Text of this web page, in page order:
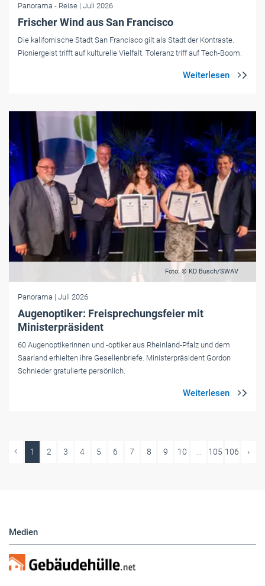
Panorama - Reise | Juli 2026
Frischer Wind aus San Francisco
Die kalifornische Stadt San Francisco gilt als Stadt der Kontraste.
Pioniergeist trifft auf kulturelle Vielfalt. Toleranz triff auf Tech-Boom.
Foto: © KD Busch/SWAV
Panorama | Juli 2026
Augenoptiker: Freisprechungsfeier mit
Ministerpräsident
60 Augenoptikerinnen und -optiker aus Rheinland-Pfalz und dem
Saarland erhielten ihre Gesellenbriefe. Ministerpräsident Gordon
Schnieder gratulierte persönlich.
1 2 3 4 5 6 7 8 9 10 ... 105 106 ›
Medien